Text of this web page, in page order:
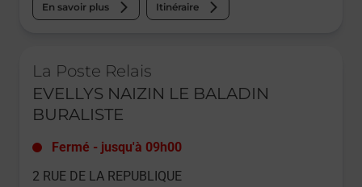
En savoir plus Itinéraire
La Poste Relais
EVELLYS NAIZIN LE BALADIN
BURALISTE
Fermé - jusqu'à 09h00
2 RUE DE LA REPUBLIQUE